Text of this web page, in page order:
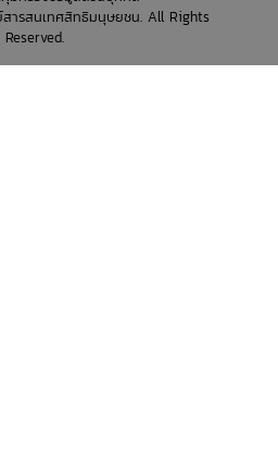
ารสนเทศสิทธิมนุษยชน. All Rights
Reserved.